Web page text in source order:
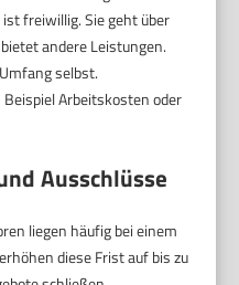
freiwillig. Sie geht über
andere Leistungen.
selbst.
Arbeitskosten oder
Ausschlüsse
liegen häufig bei einem
diese Frist auf bis zu